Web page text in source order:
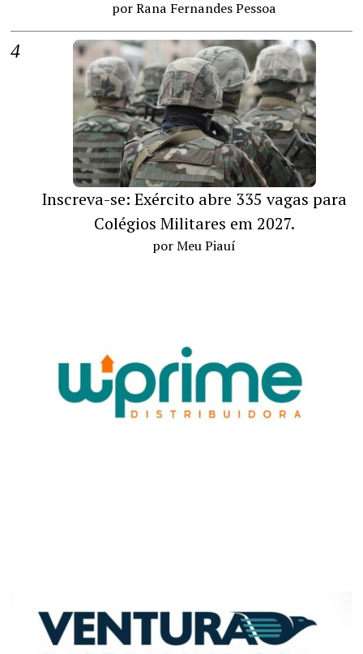
por Rana Fernandes Pessoa
Inscreva-se: Exército abre 335 vagas para
Colégios Militares em 2027.
por Meu Piauí